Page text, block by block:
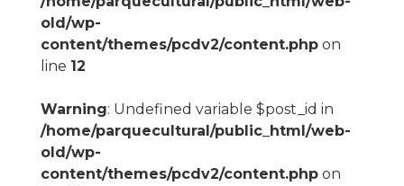
old/wp-
content/themes/pcdv2/content.phpon
line 12
Warning: Undefined variable $post_id in
/home/parquecultural/public_html/web-
old/wp-
content/themes/pcdv2/content.phpon